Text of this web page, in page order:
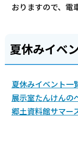
おりますので、電
夏休みイベ
夏休みイベント一
展示室たんけんの
郷土資料館サマー